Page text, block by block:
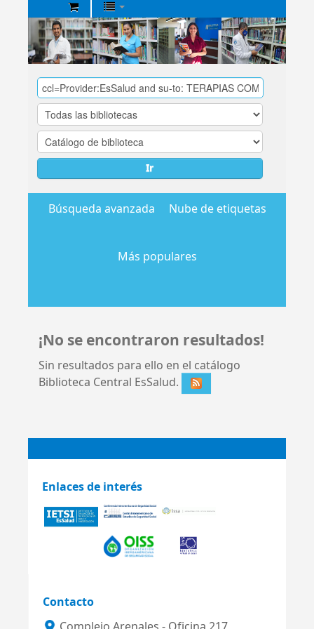
Biblioteca
Central
EsSalud
Ir
Búsqueda avanzada Nube de etiquetas
Más populares
¡No se encontraron resultados!
Sin resultados para ello en el catálogo
Biblioteca Central EsSalud.
Enlaces de interés
Contacto